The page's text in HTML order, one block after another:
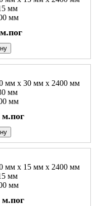
мм
мм
м.пог
мм х 30 мм х 2400 мм
мм
мм
м.пог
мм х 15 мм х 2400 мм
мм
мм
м.пог